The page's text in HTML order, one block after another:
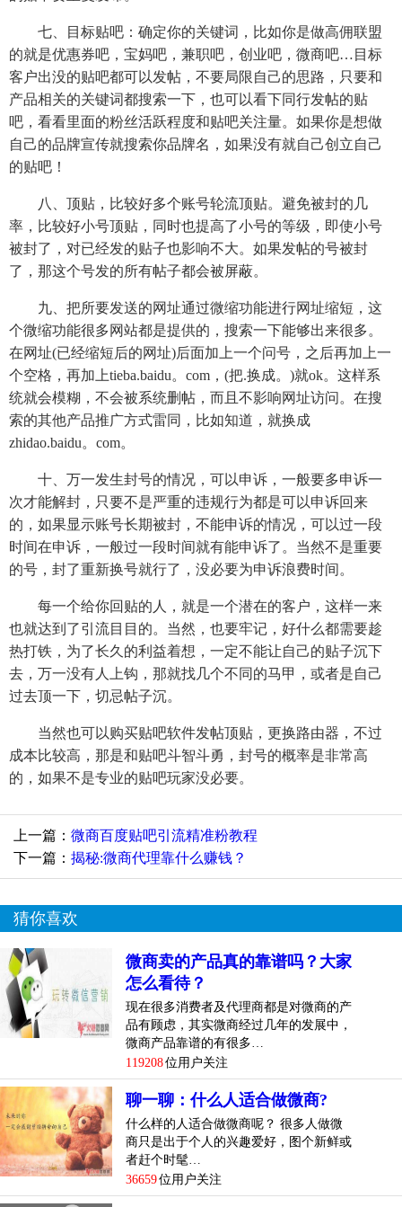
七、目标贴吧：确定你的关键词，比如你是做高佣联盟
的就是优惠券吧，宝妈吧，兼职吧，创业吧，微商吧…目标
客户出没的贴吧都可以发帖，不要局限自己的思路，只要和
产品相关的关键词都搜索一下，也可以看下同行发帖的贴
吧，看看里面的粉丝活跃程度和贴吧关注量。如果你是想做
自己的品牌宣传就搜索你品牌名，如果没有就自己创立自己
的贴吧！
八、顶贴，比较好多个账号轮流顶贴。避免被封的几
率，比较好小号顶贴，同时也提高了小号的等级，即使小号
被封了，对已经发的贴子也影响不大。如果发帖的号被封
了，那这个号发的所有帖子都会被屏蔽。
九、把所要发送的网址通过微缩功能进行网址缩短，这
个微缩功能很多网站都是提供的，搜索一下能够出来很多。
在网址(已经缩短后的网址)后面加上一个问号，之后再加上一
个空格，再加上tieba.baidu。com，(把.换成。)就ok。这样系
统就会模糊，不会被系统删帖，而且不影响网址访问。在搜
索的其他产品推广方式雷同，比如知道，就换成
zhidao.baidu。com。
十、万一发生封号的情况，可以申诉，一般要多申诉一
次才能解封，只要不是严重的违规行为都是可以申诉回来
的，如果显示账号长期被封，不能申诉的情况，可以过一段
时间在申诉，一般过一段时间就有能申诉了。当然不是重要
的号，封了重新换号就行了，没必要为申诉浪费时间。
每一个给你回贴的人，就是一个潜在的客户，这样一来
也就达到了引流目目的。当然，也要牢记，好什么都需要趁
热打铁，为了长久的利益着想，一定不能让自己的贴子沉下
去，万一没有人上钩，那就找几个不同的马甲，或者是自己
过去顶一下，切忌帖子沉。
当然也可以购买贴吧软件发帖顶贴，更换路由器，不过
成本比较高，那是和贴吧斗智斗勇，封号的概率是非常高
的，如果不是专业的贴吧玩家没必要。
上一篇： 微商百度贴吧引流精准粉教程
下一篇： 揭秘:微商代理靠什么赚钱？
猜你喜欢
微商卖的产品真的靠谱吗？大家
怎么看待？
现在很多消费者及代理商都是对微商的产
品有顾虑，其实微商经过几年的发展中，
微商产品靠谱的有很多…
119208位用户关注
聊一聊：什么人适合做微商?
什么样的人适合做微商呢？ 很多人做微
商只是出于个人的兴趣爱好，图个新鲜或
者赶个时髦…
36659位用户关注